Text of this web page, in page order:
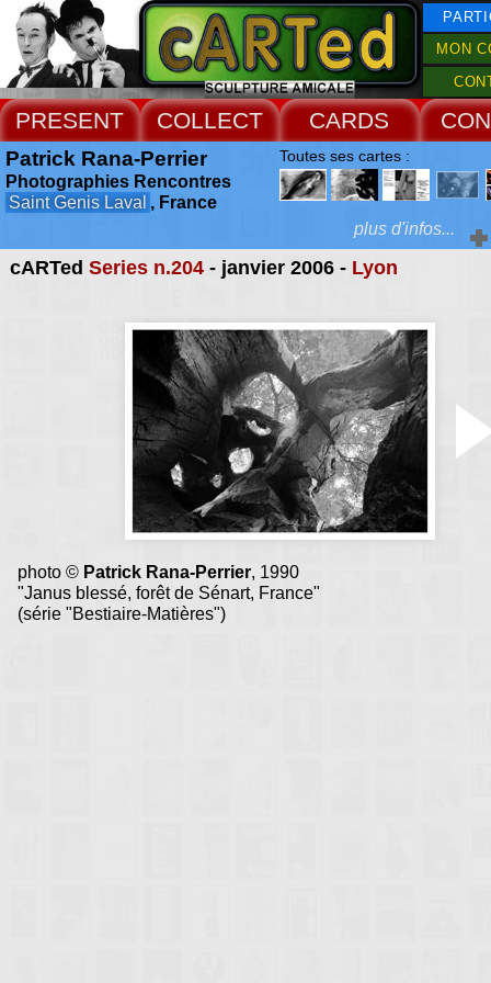
MON
PRESENT COLLECT CARDS
cARTed Series n.204- janvier 2006 - Lyon
photo © Patrick Rana-Perrier, 1990
"Janus blessé, forêt de Sénart, France"
(série "Bestiaire-Matières")
Patrick Rana-Perrier
Photographies Rencontres
Saint Genis Laval , France
Toutes ses cartes :
Extras :
rencontres entre
diffuser de
photographie en
donner une bonne
travaux des
adhérents
plus d'infos...